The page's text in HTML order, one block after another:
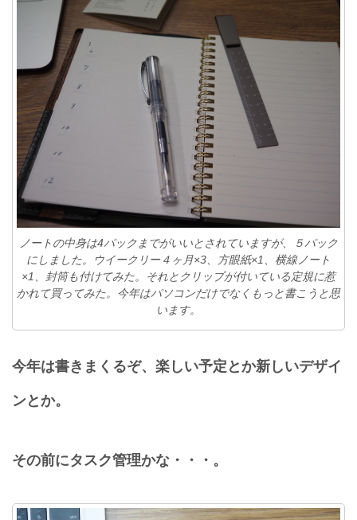
ノートの中身は4パックまでがいいとされていますが、５パック
にしました。ウイークリー４ヶ月×3、方眼紙×1、横線ノート
×1、封筒も付けてみた。それとクリップが付いている定規に惹
かれて買ってみた。今年はパソコンだけでなくもっと書こうと思
います。
今年は書きまくるぞ、楽しい予定とか新しいデザイ
ンとか。
その前にタスク管理かな・・・。